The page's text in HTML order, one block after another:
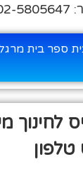
ספר בית
לחינוך